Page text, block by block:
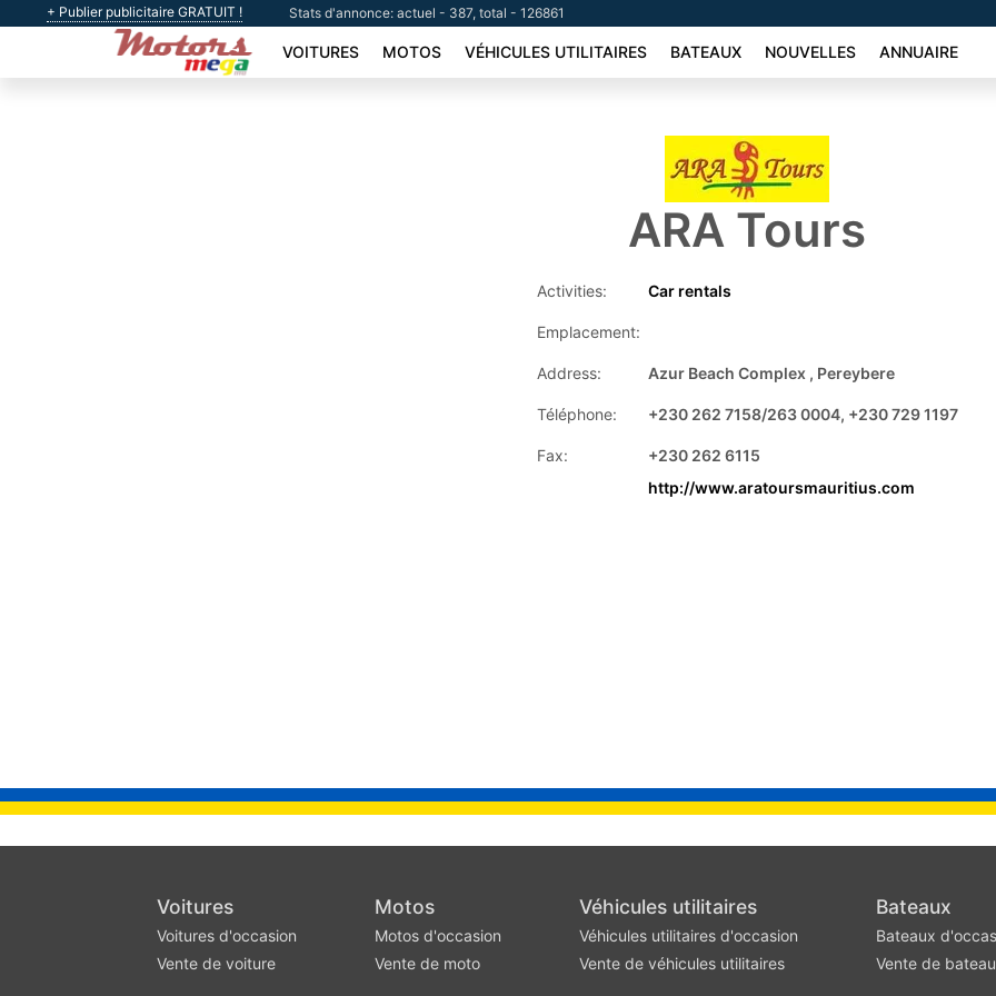
+ Publier publicitaire GRATUIT ! Stats d'annonce: actuel - 387, total - 126861
VOITURES MOTOS VÉHICULES UTILITAIRES BATEAUX NOUVELLES ANNUAIRE
ARA Tours
Activities: Car rentals
Emplacement:
Address: Azur Beach Complex , Pereybere
Téléphone: +230 262 7158/263 0004, +230 729 1197
Fax:
+230 262 6115
http://www.aratoursmauritius.com
Voitures
Voitures d'occasion
Vente de voiture
Motos
Motos d'occasion
Vente de moto
Véhicules utilitaires
Véhicules utilitaires d'occasion
Vente de véhicules utilitaires
Bateaux
Bateaux
Vente de